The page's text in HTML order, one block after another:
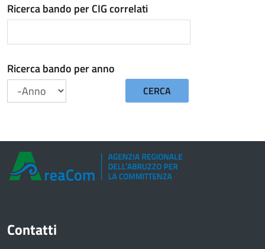
Ricerca bando per CIG correlati
Ricerca bando per anno
CERCA
Contatti